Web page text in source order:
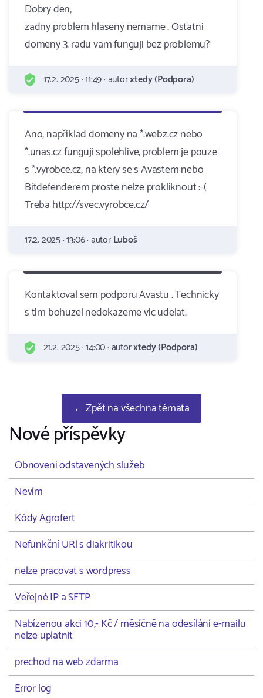
Dobry den,
zadny problem hlaseny nemame . Ostatni
domeny 3. radu vam funguji bez problemu?
17.2. 2025 · 11:49 · autorxtedy (Podpora)
Ano, například domeny na *.webz.cz nebo
*.unas.cz funguji spolehlive, problem je pouze
s *.vyrobce.cz, na ktery se s Avastem nebo
Bitdefenderem proste nelze prokliknout :-(
Treba http://svec.vyrobce.cz/
17.2. 2025 · 13:06 · autorLuboš
Kontaktoval sem podporu Avastu . Technicky
s tim bohuzel nedokazeme vic udelat.
21.2. 2025 · 14:00 · autorxtedy (Podpora)
← Zpět na všechna témata
Nové příspěvky
Obnovení odstavených služeb
Nevím
Kódy Agrofert
Nefunkční URl s diakritikou
nelze pracovat s wordpress
Veřejné IP a SFTP
Nabízenou akci 10,- Kč / měsíčně na odesílání e-mailu
nelze uplatnit
prechod na web zdarma
Error log